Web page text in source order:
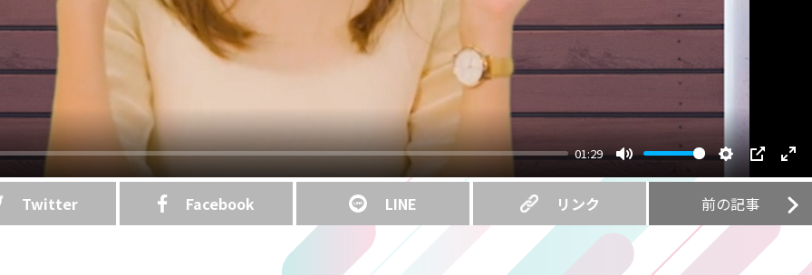
01:29
Mute Settings
PIP
Twitter Facebook LINE リンク 前の記事